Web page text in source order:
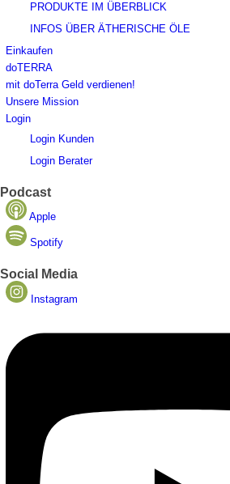
PRODUKTE IM ÜBERBLICK
INFOS ÜBER ÄTHERISCHE ÖLE
Einkaufen
doTERRA
mit doTerra Geld verdienen!
Unsere Mission
Login
Login Kunden
Login Berater
Podcast
Apple
Spotify
Social Media
Instagram